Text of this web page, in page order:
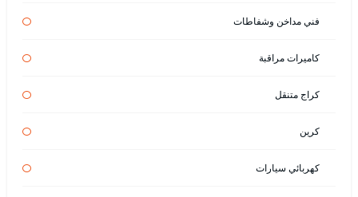
فني مداخن وشفاطات
كاميرات مراقبة
كراج متنقل
كرين
كهربائي سيارات